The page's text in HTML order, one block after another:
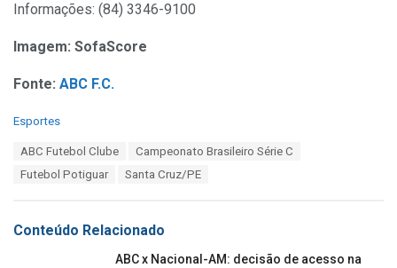
Informações: (84) 3346-9100
Imagem: SofaScore
Fonte: ABC F.C.
C
i
Esportes
ABC Futebol Clube
Campeonato Brasileiro Série C
Futebol Potiguar
Santa Cruz/PE
Conteúdo Relacionado
ABC x Nacional-AM: decisão de acesso na